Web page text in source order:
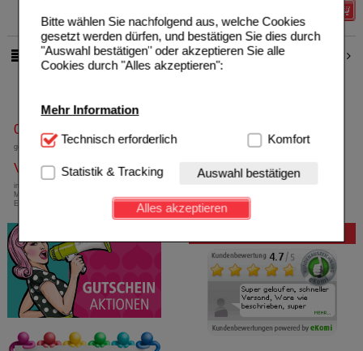
Bitte wählen Sie nachfolgend aus, welche Cookies
gesetzt werden dürfen, und bestätigen Sie dies durch
"Auswahl bestätigen" oder akzeptieren Sie alle
Cookies durch "Alles akzeptieren":
Mehr Information
Technisch Notwendig:Hierbei handelt es sich um
Website notwendig sind (z.B. Navigation, Warenkorb,
Kundenkonto), weshalb auf diese nicht verzichtet
werden kann.
Einkaufserlebnis noch ansprechender zu gestalten,
beispielsweise für die Wiedererkennung des
Besuchers oder unsere Seite an bevorzugte
Verhaltensweisen (z.B. Spracheinstellung)
anzupassen. Komfort-Cookies ermöglichen es uns
auch auf Ihre Bedürfnisse zugeschrittene Inhalte
anzuzeigen und unser Partnerprogramm zu
betreiben.
Technisch erforderlich Komfort
Statistik & Tracking Auswahl bestätigen
Alles akzeptieren
pro Seite
0800-10 11 422
gebührenfreie Rufnummer
Versandkostenfrei
innerhalb Deutschlands bei einem
Mindestbestellwert von 13,99 Euro oder bei
Einsendung eines Kassenrezeptes